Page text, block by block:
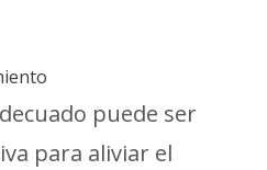
puede ser
para aliviar el